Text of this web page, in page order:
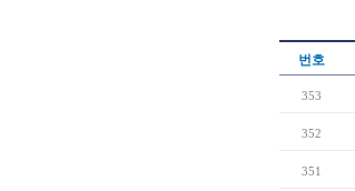
번호
353
352
351